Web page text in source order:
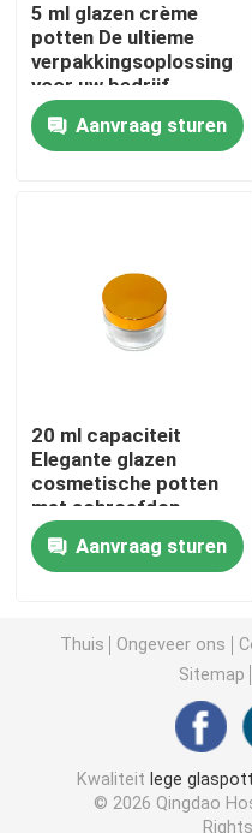
Vraag een offerte
lege glaspotten
De Flessen van de
Glas zeepflessen
de kruik van de
Glasdrankverdeler
De mok van het
Kristallen wijnglas
de flessen van de
5 ml glazen crème
potten De ultieme
verpakkingsoplossing
voor uw bedrijf
Aanvraag sturen
20 ml capaciteit
Elegante glazen
cosmetische potten
met schroefdop
Langdurig
Aanvraag sturen
Thuis Ongeveer ons
Sitemap
Kwaliteit lege
© 2026 Qingdao